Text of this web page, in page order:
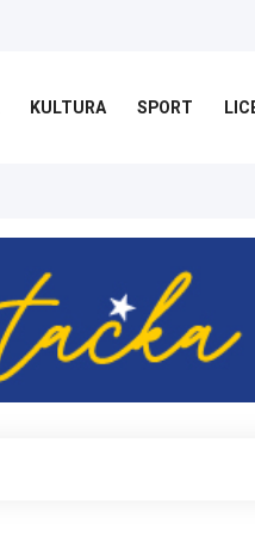
KULTURA SPORT